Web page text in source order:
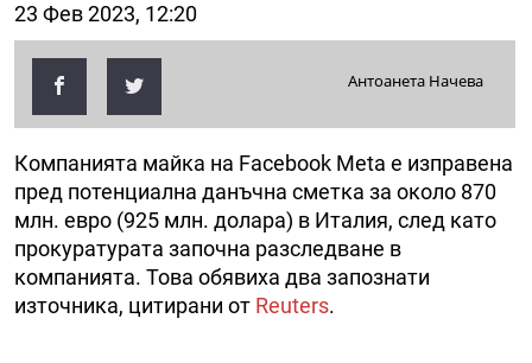
23 Фев 2023, 12:20
Антоанета Начева
Компанията майка на Facebook Meta е изправена
пред потенциална данъчна сметка за около 870
млн. евро (925 млн. долара) в Италия, след като
прокуратурата започна разследване в
компанията. Това обявиха два запознати
източника, цитирани от Reuters.